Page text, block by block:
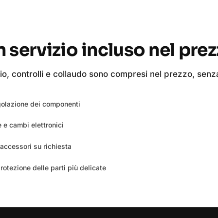
servizio incluso nel
controlli e collaudo sono compresi nel prezzo,
dei componenti
e cambi elettronici
su richiesta
delle parti più delicate